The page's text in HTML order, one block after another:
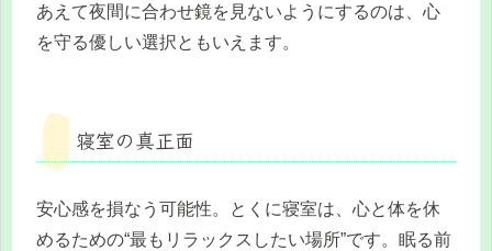
あえて夜間に合わせ鏡を見ないようにするのは、心
を守る優しい選択ともいえます。
寝室の真正面
安心感を損なう可能性。とくに寝室は、心と体を休
めるための“最もリラックスしたい場所”です。眠る前